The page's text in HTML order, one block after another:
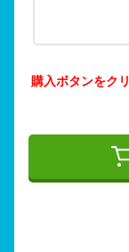
購入ボタンをク